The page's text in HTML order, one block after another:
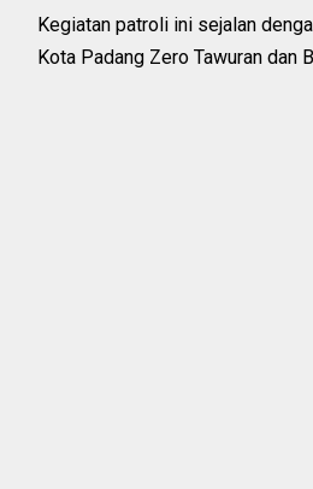
Kegiatan patroli ini sejalan
Kota Padang Zero Tawuran dan